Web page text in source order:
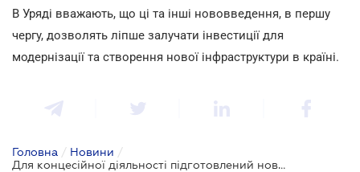
В Уряді вважають, що ці та інші нововведення, в першу
чергу, дозволять ліпше залучати інвестиції для
модернізації та створення нової інфраструктури в країні.
Головна / Новини /
Для концесійної діяльності підготовлений новий варіант базового закону